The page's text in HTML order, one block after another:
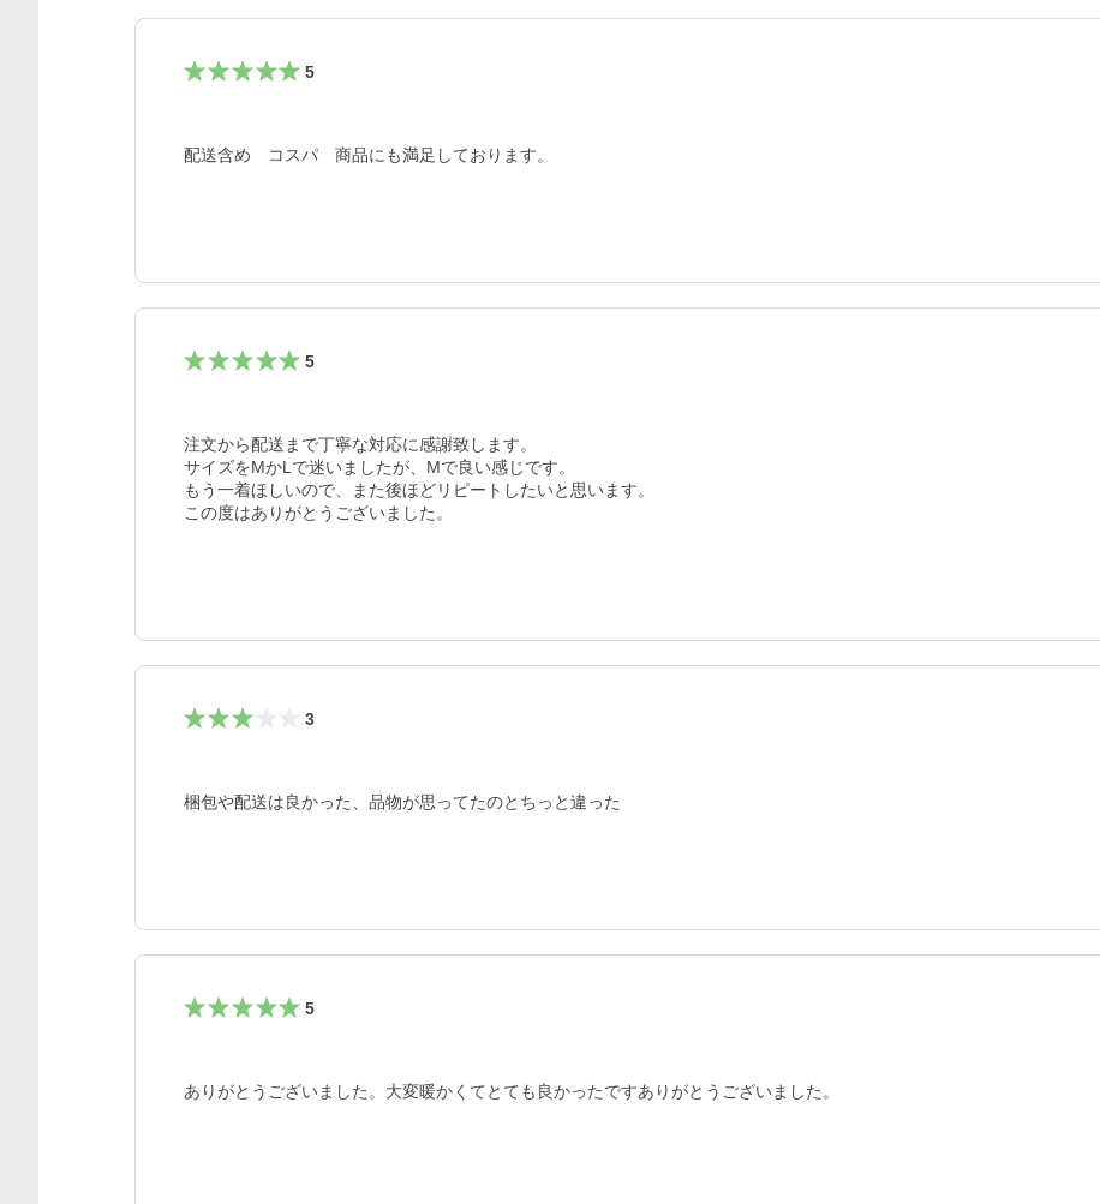
5
配送含め　コスパ　商品にも満足しております。
5
注文から配送まで丁寧な対応に感謝致します。
サイズをMかLで迷いましたが、Mで良い感じです。
もう一着ほしいので、また後ほどリピートしたいと思います。
この度はありがとうございました。
3
梱包や配送は良かった、品物が思ってたのとちっと違った
5
ありがとうございました。大変暖かくてとても良かったですありがとうございました。